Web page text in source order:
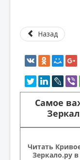
Назад
Самое
Читать
Зеркало.ру в